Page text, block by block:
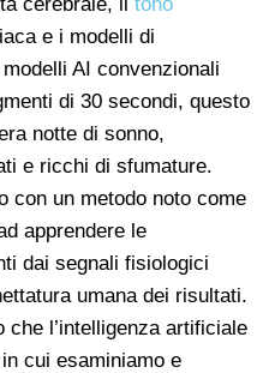
e i modelli di
AI convenzionali
di 30 secondi, questo
notte di sonno,
e ricchi di sfumature.
con un metodo noto come
apprendere le
dai segnali fisiologici
umana dei risultati.
l’intelligenza artificiale
cui esaminiamo e